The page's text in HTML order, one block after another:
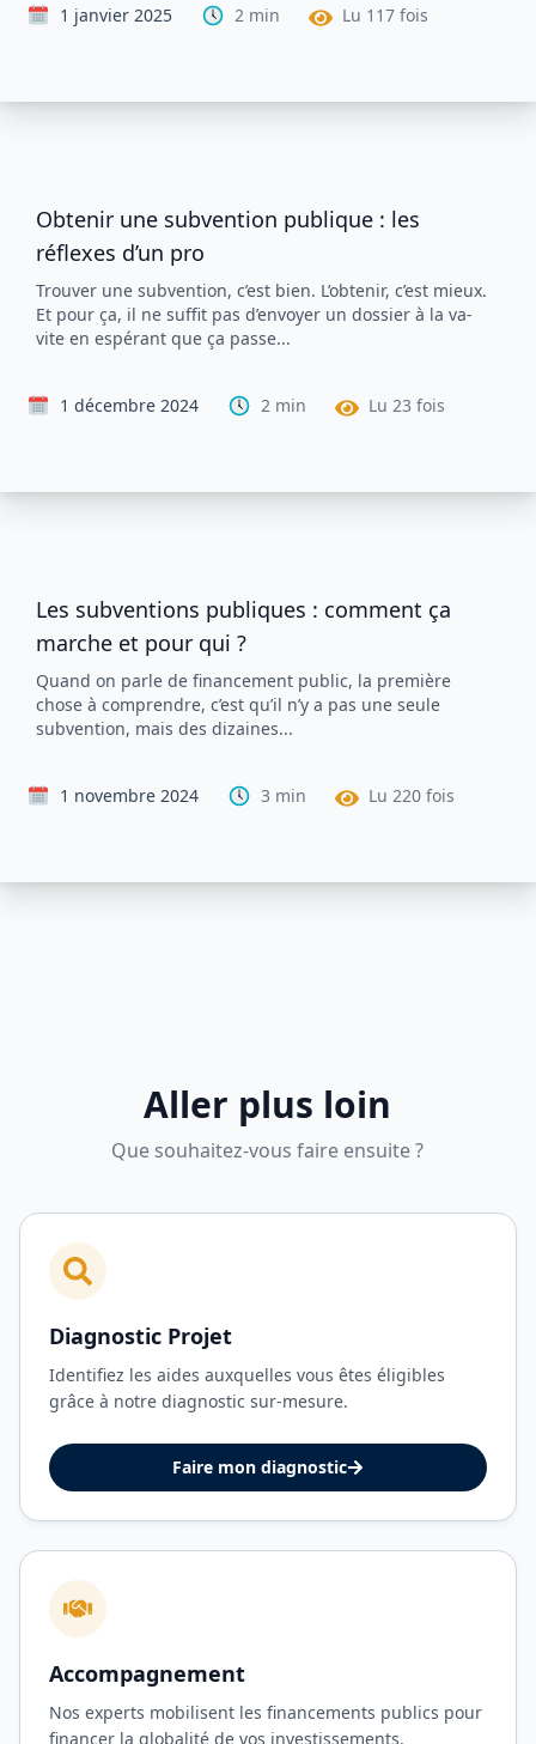
1 janvier 2025 2min Lu 117fois
Obtenir une subvention publique : les
réflexes d’un pro
Trouver une subvention, c’est bien. L’obtenir, c’est mieux.
Et pour ça, il ne suffit pas d’envoyer un dossier à la va-
vite en espérant que ça passe...
1 décembre 2024 2min Lu 23 fois
Les subventions publiques : comment ça
marche et pour qui ?
Quand on parle de financement public, la première
chose à comprendre, c’est qu’il n’y a pas une seule
subvention, mais des dizaines...
1 novembre 2024 3 min Lu 220fois
Aller plus loin
Que souhaitez-vous faire ensuite ?
Diagnostic Projet
Identifiez les aides auxquelles vous êtes éligibles
grâce à notre diagnostic sur-mesure.
Faire mon diagnostic
Accompagnement
Nos experts mobilisent les financements publics pour
financer la globalité de vos investissements.